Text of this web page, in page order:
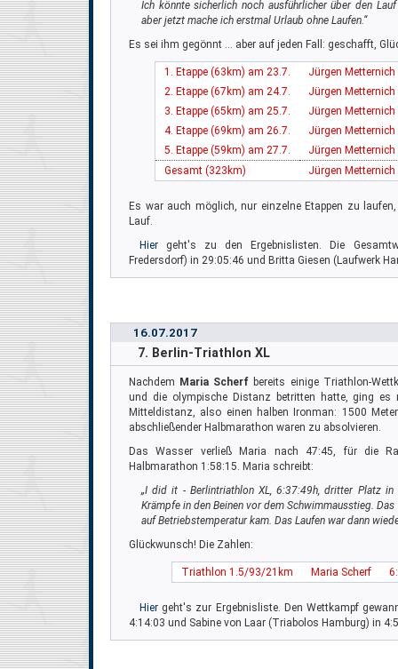
Ich könnte sicherlich noch ausführlicher über den
aber jetzt mache ich erstmal Urlaub ohne Laufen.“
Es sei ihm gegönnt … aber auf jeden Fall: geschafft,
1. Etappe (63km) am 23.7.
Jürgen Metternich
2. Etappe (67km) am 24.7.
Jürgen Metternich
3. Etappe (65km) am 25.7.
Jürgen Metternich
4. Etappe (69km) am 26.7.
Jürgen Metternich
5. Etappe (59km) am 27.7.
Jürgen Metternich
Gesamt (323km)
Jürgen Metternich
Es war auch möglich, nur einzelne Etappen zu
Lauf.
Hier geht's zu den Ergebnislisten. Die
Fredersdorf) in 29:05:46 und Britta Giesen (Laufwerk
16.07.2017
7. Berlin-Triathlon XL
Nachdem Maria Scherf bereits einige Triathlon-
und die olympische Distanz betritten hatte, ging
Mitteldistanz, also einen halben Ironman: 1500
abschließender Halbmarathon waren zu absolvieren.
Das Wasser verließ Maria nach 47:45, für die
Halbmarathon 1:58:15. Maria schreibt:
„I did it - Berlintriathlon XL, 6:37:49h, dritter Platz
Krämpfe in den Beinen vor dem Schwimmausstieg.
auf Betriebstemperatur kam. Das Laufen war dann
Glückwunsch! Die Zahlen:
Triathlon 1.5/93/21km Maria Scherf
Hier geht's zur Ergebnisliste. Den Wettkampf
4:14:03 und Sabine von Laar (Triabolos Hamburg) in